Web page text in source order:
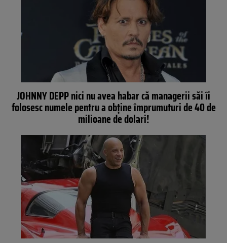
JOHNNY DEPP nici nu avea habar că managerii săi îi
folosesc numele pentru a obţine împrumuturi de 40 de
milioane de dolari!